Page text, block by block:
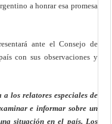
a honrar esa promesa
ante el Consejo de
con sus observaciones y
a los relatores especiales de
e informar sobre un
situación en el país. Los